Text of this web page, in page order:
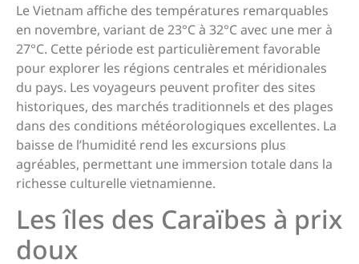
Le Vietnam affiche des températures remarquables
en novembre, variant de 23°C à 32°C avec une mer à
27°C. Cette période est particulièrement favorable
pour explorer les régions centrales et méridionales
du pays. Les voyageurs peuvent profiter des sites
historiques, des marchés traditionnels et des plages
dans des conditions météorologiques excellentes. La
baisse de l’humidité rend les excursions plus
agréables, permettant une immersion totale dans la
richesse culturelle vietnamienne.
Les îles des Caraïbes à prix
doux